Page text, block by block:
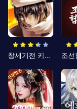
창세기전 키우기